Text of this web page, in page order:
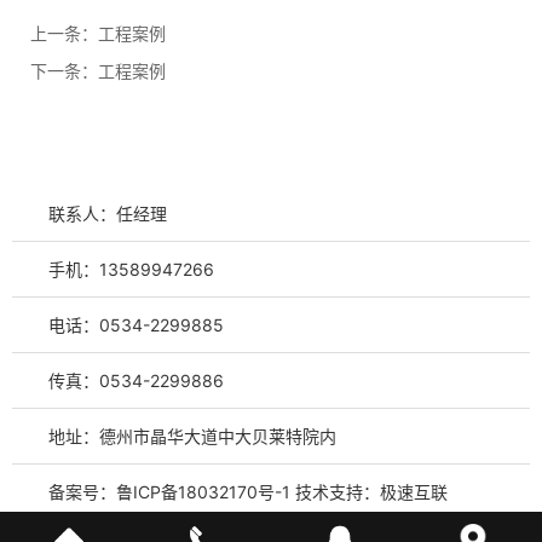
上一条： 工程案例
下一条： 工程案例
联系人：任经理
手机：13589947266
电话：0534-2299885
传真：0534-2299886
地址：德州市晶华大道中大贝莱特院内
备案号： 鲁ICP备18032170号-1 技术支持： 极速互联